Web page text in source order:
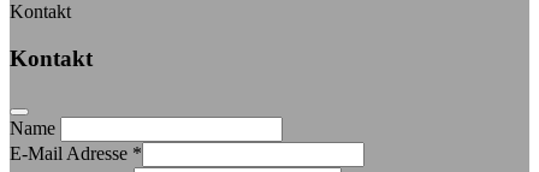
Kontakt
Kontakt
Name
E-Mail Adresse *